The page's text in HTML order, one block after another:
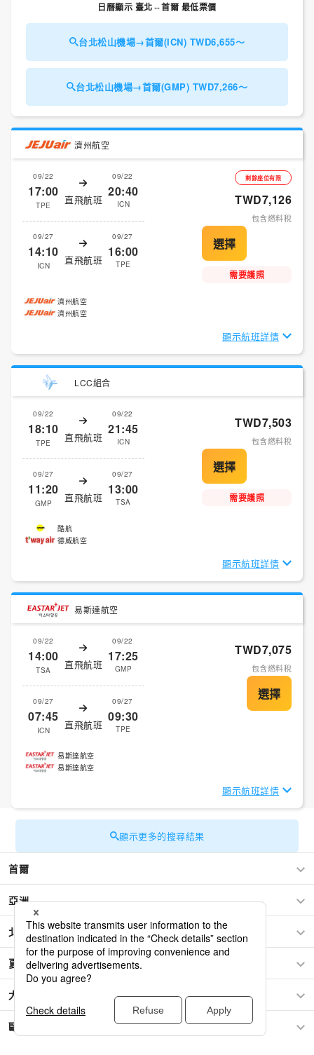
日曆顯示 臺北⇔首爾 最低票價
台北松山機場→首爾(ICN) TWD6,655～
台北松山機場→首爾(GMP) TWD7,266～
濟州航空
09/22
17:00
TPE 直飛航班
09/22
20:40
ICN
09/27
14:10
ICN 直飛航班
09/27
16:00
TPE
剩餘座位有限
TWD7,126
包含燃料稅
需要護照
濟州航空
濟州航空
顯示航班詳情
LCC組合
09/22
18:10
TPE 直飛航班
09/22
21:45
ICN
09/27
11:20
GMP 直飛航班
09/27
13:00
TSA
TWD7,503
包含燃料稅
需要護照
酷航
德威航空
顯示航班詳情
易斯達航空
09/22
14:00
TSA 直飛航班
09/22
17:25
GMP
09/27
07:45
ICN 直飛航班
09/27
09:30
TPE
TWD7,075
包含燃料稅
易斯達航空
易斯達航空
顯示航班詳情
顯示更多的搜尋結果
首爾
亞洲
北美洲
夏威夷/太平洋區域
大洋洲
歐洲